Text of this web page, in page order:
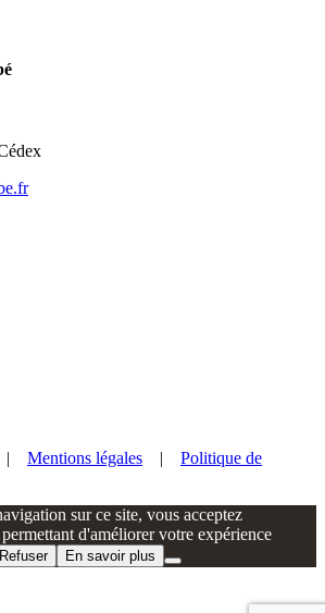
| Mentions légales
Politique de
sur ce site, vous acceptez
d'améliorer votre expérience
Refuser En savoir plus